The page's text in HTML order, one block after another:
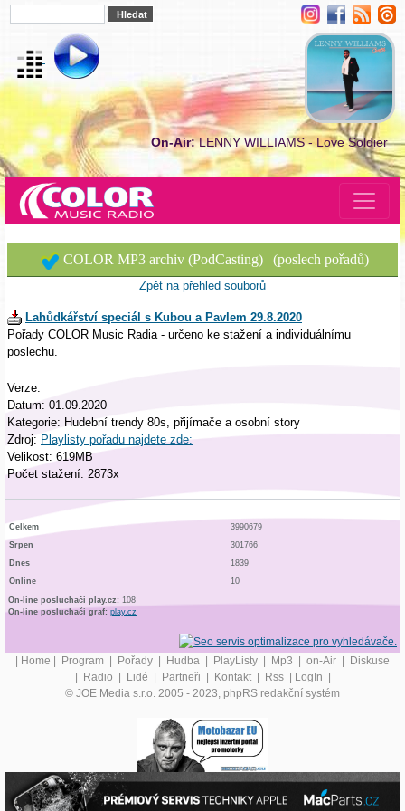
On-Air:LENNY WILLIAMS - Love Soldier
COLOR MP3 archiv (PodCasting) | (poslech pořadů)
Zpět na přehled souborů
Lahůdkářství speciál s Kubou a Pavlem 29.8.2020
Pořady COLOR Music Radia - určeno ke stažení a individuálnímu
poslechu.
Verze:
Datum: 01.09.2020
Kategorie: Hudební trendy 80s, přijímače a osobní story
Zdroj: Playlisty pořadu najdete zde:
Velikost: 619MB
Počet stažení: 2873x
Celkem
3990679
Srpen
301766
Dnes
1839
Online
10
On-line posluchači play.cz: 108
On-line posluchači graf: play.cz
| Home | Program | Pořady | Hudba | PlayListy | Mp3 | on-Air | Diskuse
| Radio | Lidé | Partneři | Kontakt | Rss | LogIn |
© JOE Media s.r.o. 2005 - 2023, phpRS redakční systém